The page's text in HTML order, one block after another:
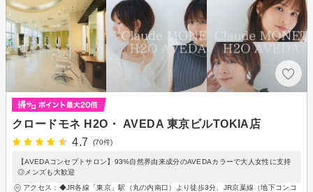
クロードモネ H2O・ AVEDA 東京ビルTOKIA店
4.7
(70件)
【AVEDAコンセプトサロン】93%自然界由来成分のAVEDAカラーで大人女性に支持
◎メンズも大歓迎
アクセス：◆JR各線「東京」駅（丸の内南口）より徒歩3分、JR京葉線（地下コンコ